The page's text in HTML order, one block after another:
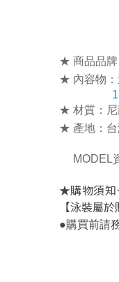
★ 商品品牌
★ 內容物：
18尺碼
★ 材質：尼
★ 產地：台
MODEL
★購物須知
【泳裝屬
●購買前請